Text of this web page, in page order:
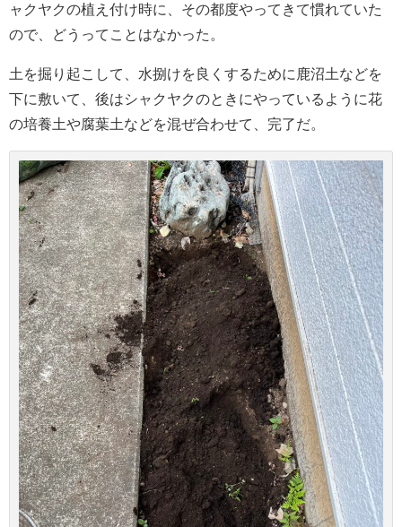
ャクヤクの植え付け時に、その都度やってきて慣れていた
ので、どうってことはなかった。
土を掘り起こして、水捌けを良くするために鹿沼土などを
下に敷いて、後はシャクヤクのときにやっているように花
の培養土や腐葉土などを混ぜ合わせて、完了だ。